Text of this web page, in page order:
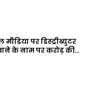
पर डिस्ट्रीब्युटर
के नाम पर करोड़ की…